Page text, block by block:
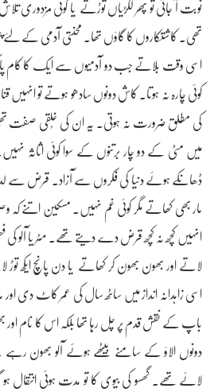
نوبت آ جاتی تو پھر لکڑیاں توڑتے یا کوئی مزدوری
تھی۔ کاشتکاروں کا گاؤں تھا۔ محنتی آدمی کے لئے
اسی وقت بلاتے جب دو آدمیوں سے ایک کا کام پا
کوئی چارہ نہ ہوتا۔ کاش دونوں سادھو ہوتے تو
کی مطلق ضرورت نہ ہوتی۔ یہ ان کی خُلقی صفت
میں مٹی کے دو چار برتنوں کے سوا کوئی اثاثہ
ڈھانکے ہوئے دنیا کی فکروں سے آزاد۔ قرض سے
مار بھی کھاتے مگر کوئی غم نہیں۔ مسکین اتنے کہ
انہیں کچھ نہ کچھ قرض دے دیتے تھے۔ مٹر یا آلو کی
لاتے اور بھون بھون کر کھاتے یا دن پانچ ایکھ
اسی زاہدانہ انداز میں ساٹھ سال کی عمر کاٹ دی
باپ کے نقش قدم پر چل رہا تھا بلکہ اس کا نام
دونوں الاؤ کے سامنے بیٹھے ہوئے آلو بھون
لائے تھے۔ گھسو کی بیوی کا تو مدت ہوئی انتقال ہو